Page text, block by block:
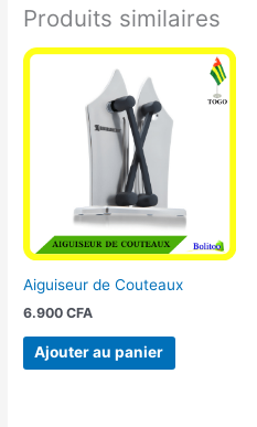
Produits similaires
Aiguiseur de Couteaux
6.900CFA
Ajouter au panier